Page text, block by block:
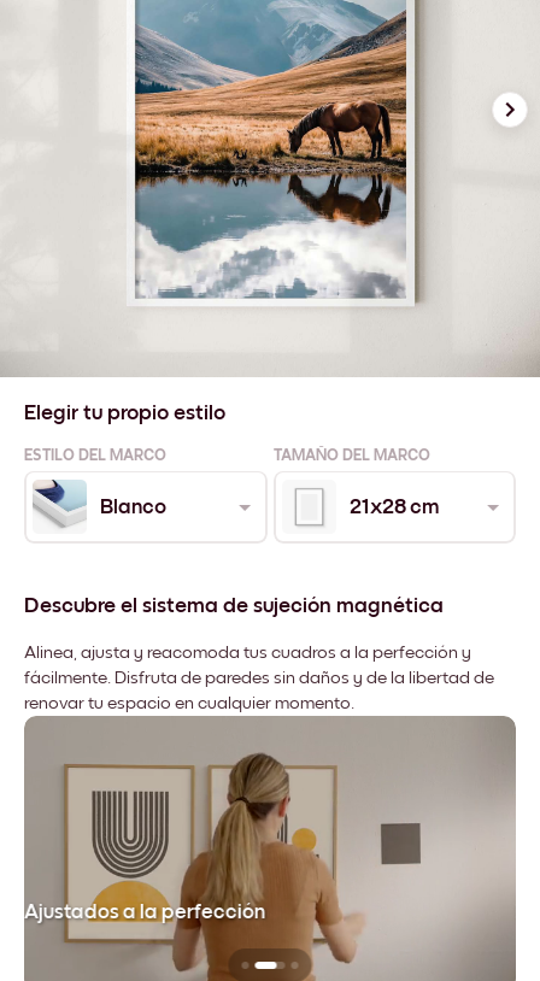
Elegir tu propio estilo
ESTILO DEL MARCO TAMAÑO DEL MARCO
Blanco 21x28 cm
Descubre el sistema de sujeción magnética
Alinea, ajusta y reacomoda tus cuadros a la perfección y
fácilmente. Disfruta de paredes sin daños y de la libertad de
renovar tu espacio en cualquier momento.
Ajustados a la perfección